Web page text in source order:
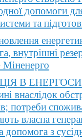
допомоги
та
внутрішні
Міненерго
В
внаслідок
потреби
власна
допомога з